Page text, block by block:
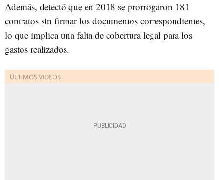
Además, detectó que en 2018 se prorrogaron 181
contratos sin firmar los documentos correspondientes,
lo que implica una falta de cobertura legal para los
gastos realizados.